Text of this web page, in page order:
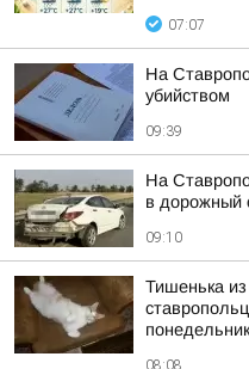
07:07
На
убийством
09:39
На
в дорожный
09:10
Тишенька из
08:08